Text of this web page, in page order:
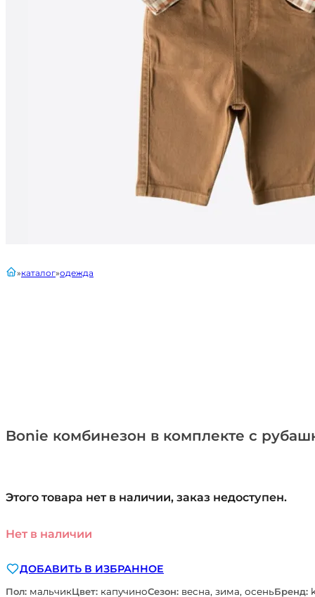
Bonie комбинезон в комплекте с
главнаякаталог одежда
Этого товара нет в наличии, заказ недоступен.
Нет в наличии
ДОБАВИТЬ В ИЗБРАННОЕ
Пол: мальчикЦвет: капучиноСезон: весна, зима, осеньБренд: